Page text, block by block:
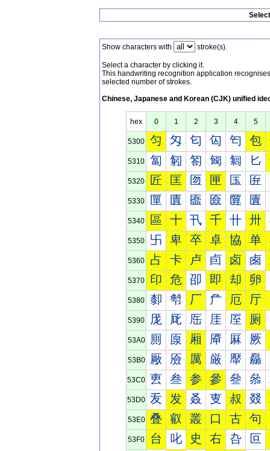
Show characters with stroke(s).
Select a character by clicking it.
This handwriting recognition application
selected number of strokes.
Chinese, Japanese and Korean (CJK) unified
hex 0 1 2 3 4 5
5300 匀 匁 匂 匃 匄 包
5310 匐 匑 匒 匓 匔 匕
5320 匠 匡 匢 匣 匤 匥
5330 匰 匱 匲 匳 匴 匵
5340 區 十 卂 千 卄 卅
5350 卐 卑 卒 卓 協 单
5360 占 卡 卢 卣 卤 卥
5370 印 危 卲 即 却 卵
5380 厀 厁 厂 厃 厄 厅
5390 厐 厑 厒 厓 厔 厕
53A0 厠 厡 厢 厣 厤 厥
53B0 厰 厱 厲 厳 厴 厵
53C0 叀 叁 参 參 叄 叅
53D0 叐 发 叒 叓 叔 叕
53E0 叠 叡 叢 口 古 句
53F0 台 叱 史 右 叴 叵